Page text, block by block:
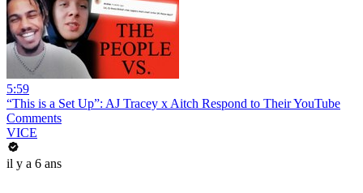
5:59
“This is a Set Up”: AJ Tracey x Aitch Respond to Their YouTube
Comments
VICE
il y a 6 ans